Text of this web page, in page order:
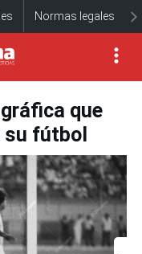
Normas legales
que
fútbol